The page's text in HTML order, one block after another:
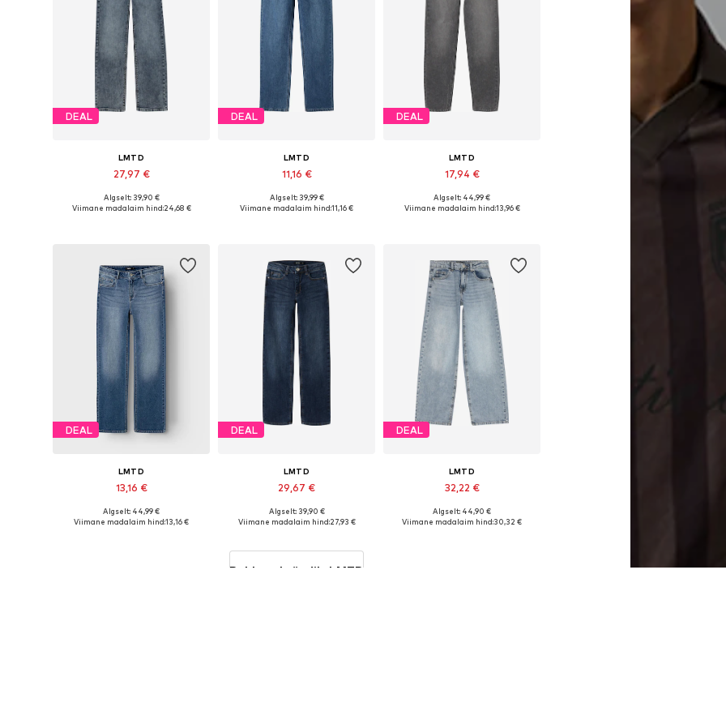
DEAL
LMTD
27,97 €
Saadaval erinevates suurustes
Algselt: 39,90 €
Viimane madalaim hind:24,68 €
DEAL
LMTD
11,16 €
Algselt: 39,99 €
Viimane madalaim hind:11,16 €
DEAL
LMTD
17,94 €
Saadaolevad suurused: 128
Algselt: 44,99 €
Viimane madalaim hind:13,96 €
DEAL
LMTD
13,16 €
Algselt: 44,99 €
Viimane madalaim hind:13,16 €
DEAL
LMTD
29,67 €
Saadaval erinevates suurustes
Algselt: 39,90 €
Viimane madalaim hind:27,93 €
DEAL
LMTD
32,22 €
Saadaval erinevates suurustes
Algselt: 44,90 €
Viimane madalaim hind:30,32 €
Rohkem brändilt LMTD